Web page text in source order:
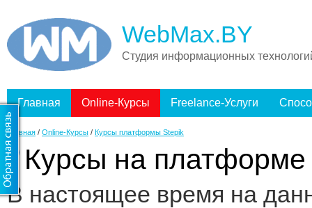
WebMax.BY
Студия информационных
Главная Online-Курсы Freelance-Услуги
Главная / Online-Курсы / Курсы платформы Stepik
Курсы на платформе
В настоящее время на